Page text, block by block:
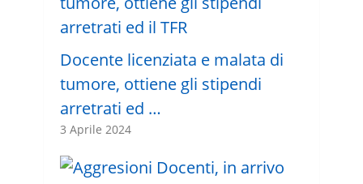
Docente licenziata e malata di
tumore, ottiene gli stipendi
arretrati ed …
3 Aprile 2024